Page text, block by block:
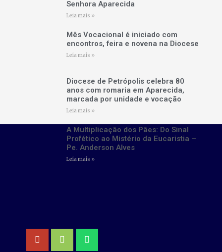
Senhora Aparecida
Leia mais »
Mês Vocacional é iniciado com
encontros, feira e novena na Diocese
Leia mais »
Diocese de Petrópolis celebra 80
anos com romaria em Aparecida,
marcada por unidade e vocação
Leia mais »
A Multiplicação dos Pães: Do Sinal
Profético ao Mistério da Eucaristia –
Pe. Anderson Alves
Leia mais »